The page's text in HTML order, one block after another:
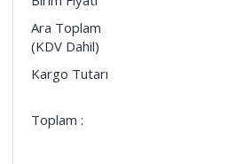
Ara Toplam
(KDV Dahil)
Kargo Tutarı
Toplam :